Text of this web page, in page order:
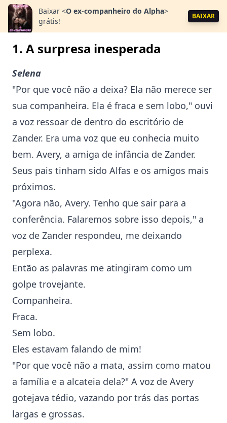
Baixar <O ex-companheiro do Alpha>
grátis!
BAIXAR
1. A surpresa inesperada
Selena
"Por que você não a deixa? Ela não merece ser
sua companheira. Ela é fraca e sem lobo," ouvi
a voz ressoar de dentro do escritório de
Zander. Era uma voz que eu conhecia muito
bem. Avery, a amiga de infância de Zander.
Seus pais tinham sido Alfas e os amigos mais
próximos.
"Agora não, Avery. Tenho que sair para a
conferência. Falaremos sobre isso depois," a
voz de Zander respondeu, me deixando
perplexa.
Então as palavras me atingiram como um
golpe trovejante.
Companheira.
Fraca.
Sem lobo.
Eles estavam falando de mim!
"Por que você não a mata, assim como matou
a família e a alcateia dela?" A voz de Avery
gotejava tédio, vazando por trás das portas
largas e grossas.